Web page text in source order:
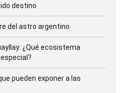
destino
del astro argentino
¿Qué ecosistema
pueden exponer a las